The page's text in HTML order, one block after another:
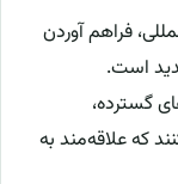
فراهم آوردن
است.
گسترده،
که علاقه‌مند به